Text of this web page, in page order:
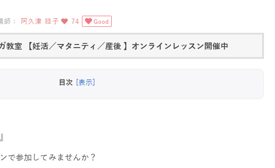
師： 阿久津 睦子 74 Good
教室 【妊活／マタニティ／産後 】オンラインレッスン開催中
目次 [表示]
で参加してみませんか？